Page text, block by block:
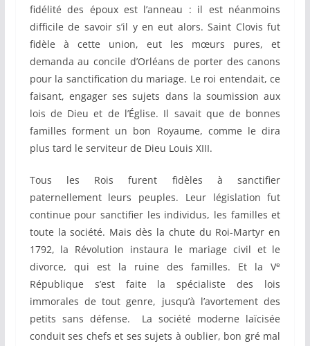
fidélité des époux est l’anneau : il est néanmoins
difficile de savoir s’il y en eut alors. Saint Clovis fut
fidèle à cette union, eut les mœurs pures, et
demanda au concile d’Orléans de porter des canons
pour la sanctification du mariage. Le roi entendait, ce
faisant, engager ses sujets dans la soumission aux
lois de Dieu et de l’Église. Il savait que de bonnes
familles forment un bon Royaume, comme le dira
plus tard le serviteur de Dieu Louis XIII.
Tous les Rois furent fidèles à sanctifier
paternellement leurs peuples. Leur législation fut
continue pour sanctifier les individus, les familles et
toute la société. Mais dès la chute du Roi-Martyr en
1792, la Révolution instaura le mariage civil et le
divorce, qui est la ruine des familles. Et la Ve
République s’est faite la spécialiste des lois
immorales de tout genre, jusqu’à l’avortement des
petits sans défense. La société moderne laïcisée
conduit ses chefs et ses sujets à oublier, bon gré mal